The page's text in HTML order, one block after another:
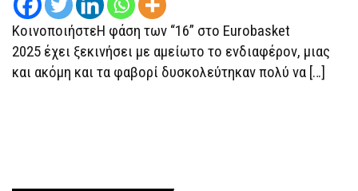
ΠΆΝΩ
ΕΛΛΆΔΑ!
ΚοινοποιήστεΗ φάση των “16” στο Εurobasket
2025 έχει ξεκινήσει με αμείωτο το ενδιαφέρον, μιας
και ακόμη και τα φαβορί δυσκολεύτηκαν πολύ να […]